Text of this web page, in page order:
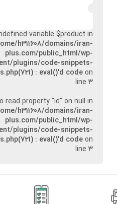
variable $product in
h311608/domains/iran-
plus.com/public_html/wp-
plugins/code-snippets-
: eval()'d code on
line۳
read property "id" on null in
h311608/domains/iran-
plus.com/public_html/wp-
plugins/code-snippets-
: eval()'d code on
line۳